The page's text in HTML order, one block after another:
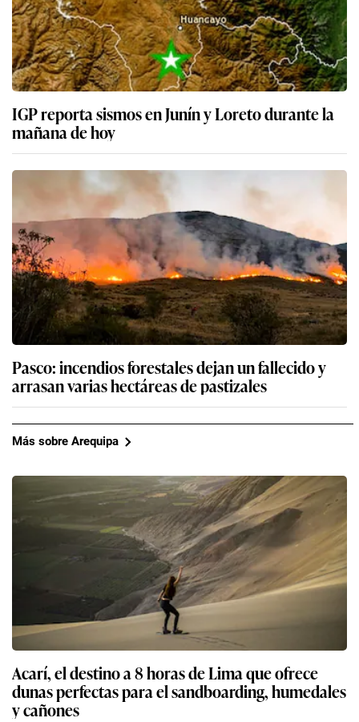
IGP reporta sismos en Junín y Loreto durante la
mañana de hoy
Pasco: incendios forestales dejan un fallecido y
arrasan varias hectáreas de pastizales
Más sobre Arequipa
Acarí, el destino a 8 horas de Lima que ofrece
dunas perfectas para el sandboarding, humedales
y cañones